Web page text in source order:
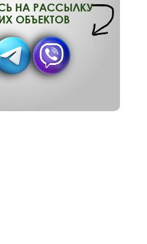
НА РАССЫЛКУ
ОБЪЕКТОВ